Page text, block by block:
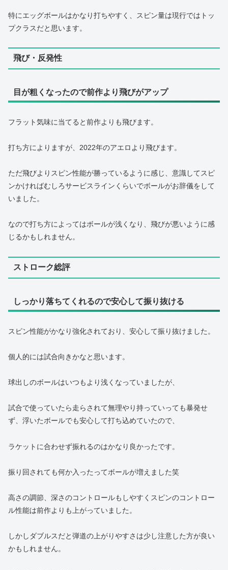
特にエッグボールはかなり打ちやすく、スピン量は現行ではトッ
プクラスだと思います。
飛び・反発性
目が粗くなったので前作より飛びがアップ
フラット気味に当てると前作よりも飛びます。
打ち方によりますが、2022年のアエロより飛びます。
ただ飛びよりスピン性能が勝っているように感じ、意識してスピ
ンかければむしろサービスラインくらいでボールがお辞儀をして
いました。
なので打ち方によってはボールが浅くなり、飛びが悪いように感
じるかもしれません。
ストローク総評
しっかり落ちてくれるので安心して振り抜ける
スピン性能がかなり強化されており、安心して振り抜けました。
個人的には試合向きかなと思います。
球出しのボールはいつもより浅くなっていましたが、
試合で使っていたら走らされて無理やり持っていっても暴発せ
ず、浮いたボールでも安心して打ち込めていたので、
ラケットに合わせず振れるのはかなり良かったです。
振り回されても何か入ったってボールが増えました笑
高さの調節、深さのコントロールもしやすくスピンのコントロー
ル性能は前作よりも上がっていました。
しかしダブルスだと弾道の上がりやすさは少し注意した方が良い
かもしれません。